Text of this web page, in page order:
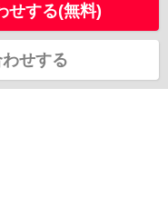
せする(無料)
せする